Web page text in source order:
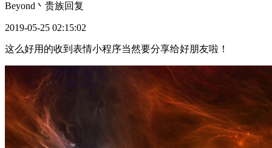
Beyond丶贵族回复
2019-05-25 02:15:02
这么好用的收到表情小程序当然要分享给好朋友啦！